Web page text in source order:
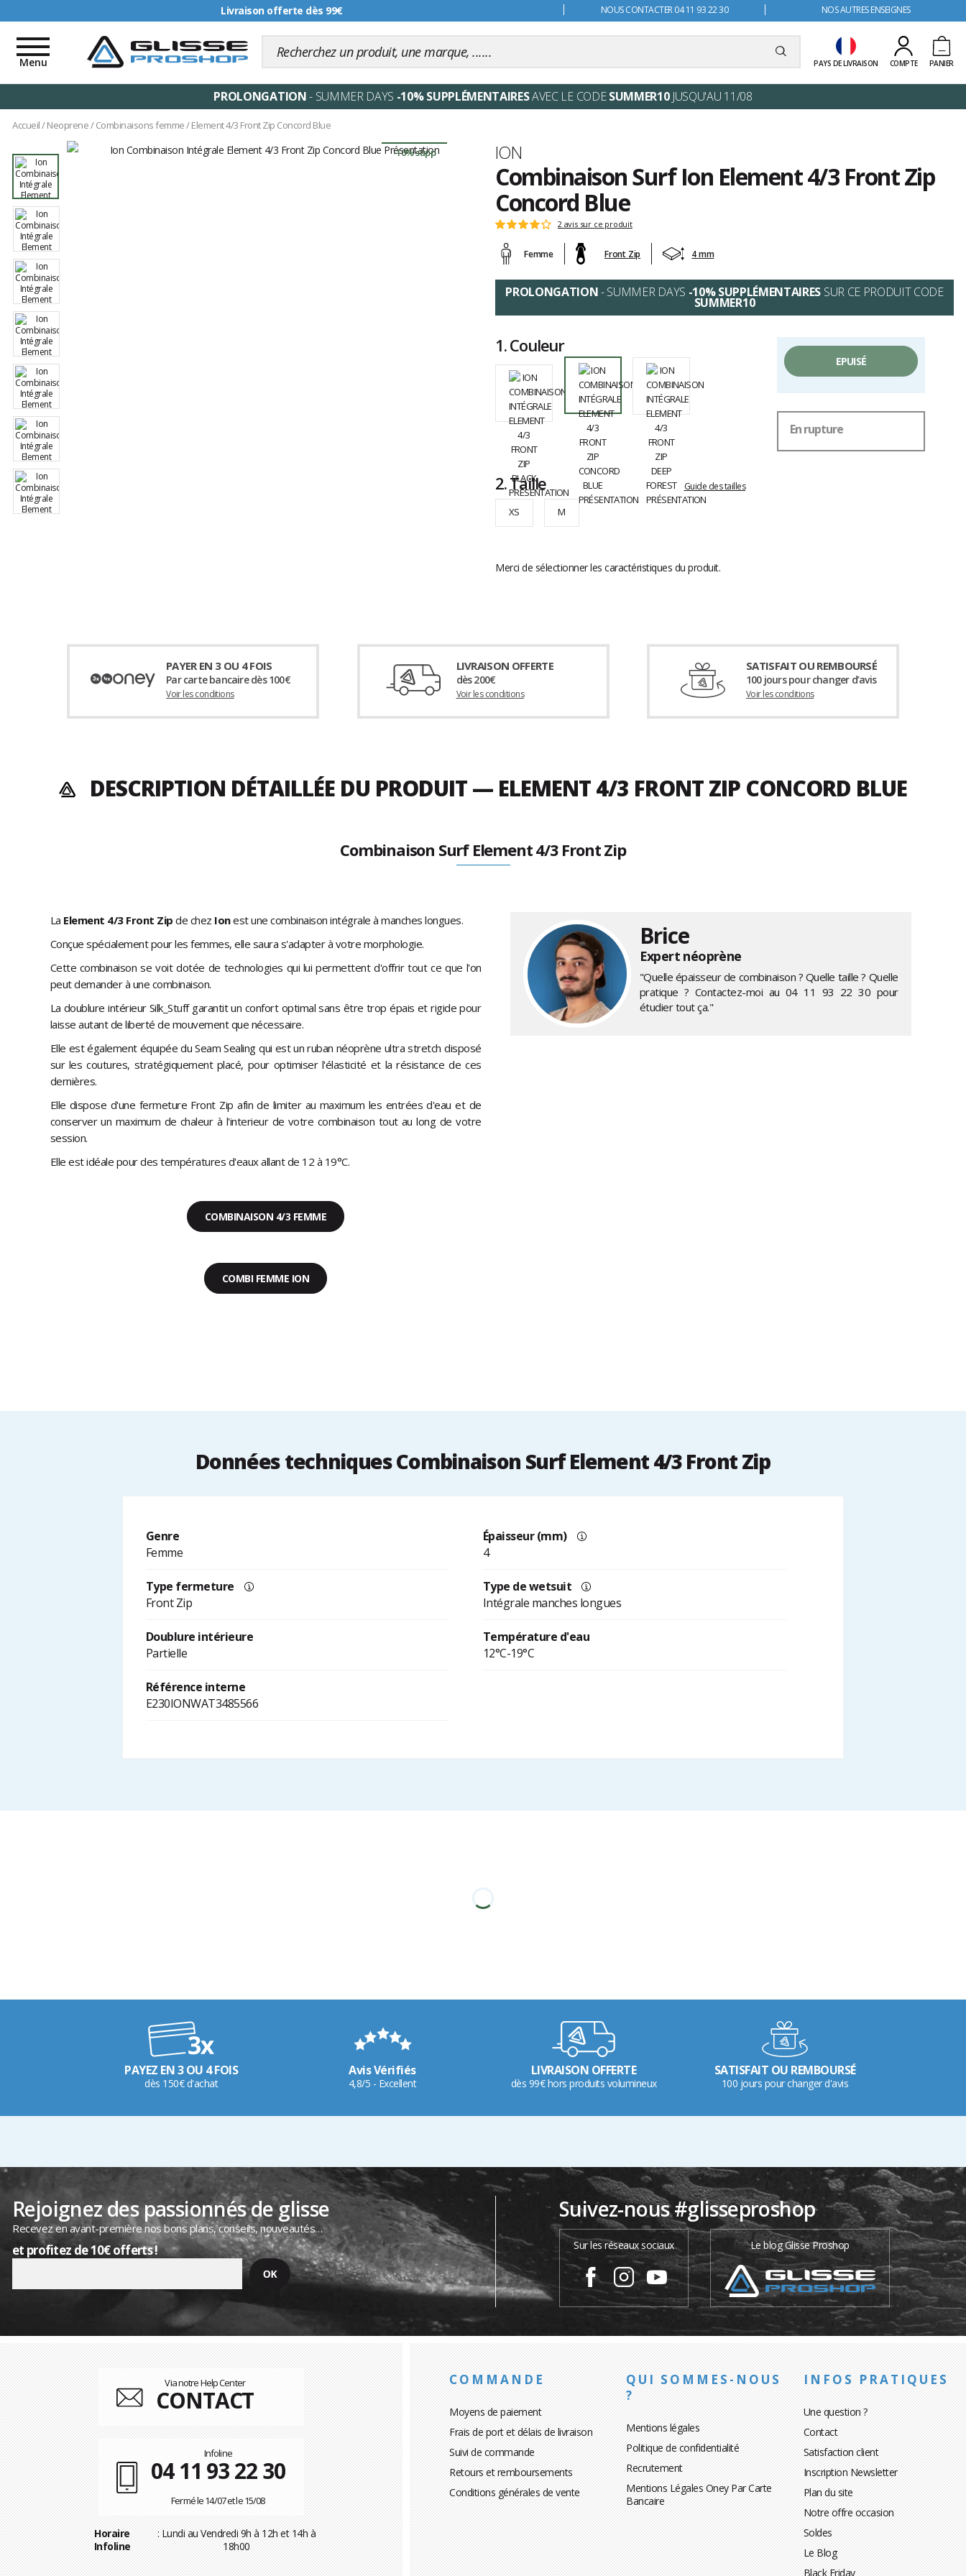
Livraison offerte dès 99€ NOUS CONTACTER 04 11 93 22 30 NOS AUTRES ENSEIGNES
PAYS DE LIVRAISON COMPTE PANIER
Toggle
navigation
Menu
PROLONGATION- SUMMER DAYS -10% SUPPLÉMENTAIRESAVEC LE CODESUMMER10JUSQU'AU 11/08
Accueil/Neoprene/Combinaisons femme/Element 4/3 Front Zip Concord Blue
-10% supp Marque
ION
Combinaison Surf Ion Element 4/3 Front Zip
Concord Blue
Les
clients
Note
sur
5
2 avis sur ce produit
Femme Front Zip 4 mm
PROLONGATION- SUMMER DAYS -10% SUPPLÉMENTAIRES SUR CE PRODUIT CODE
SUMMER10
1.Couleur
2.Taille Guide des tailles
XS M
Merci de sélectionner les caractéristiques du produit.
EPUISÉ
En rupture
PAYER EN 3 OU 4 FOIS
Par carte bancaire dès 100€
Voir les conditions
LIVRAISON OFFERTE
dès 200€
Voir les conditions
SATISFAIT OU REMBOURSÉ
100 jours pour changer d’avis
Voir les conditions
DESCRIPTION DÉTAILLÉE DU PRODUIT — ELEMENT 4/3 FRONT ZIP CONCORD BLUE
Combinaison Surf Element 4/3 Front Zip
La Element 4/3 Front Zip de chez Ionest une combinaison intégrale à manches longues.
Conçue spécialement pour les femmes, elle saura s'adapter à votre morphologie.
Cette combinaison se voit dotée de technologies qui lui permettent d'offrir tout ce que l'on
peut demander à une combinaison.
La doublure intérieur Silk_Stuff garantit un confort optimal sans être trop épais et rigide pour
laisse autant de liberté de mouvement que nécessaire.
Elle est également équipée du Seam Sealing qui est un ruban néoprène ultra stretch disposé
sur les coutures, stratégiquement placé, pour optimiser l'élasticité et la résistance de ces
dernières.
Elle dispose d'une fermeture Front Zip afin de limiter au maximum les entrées d'eau et de
conserver un maximum de chaleur à l'interieur de votre combinaison tout au long de votre
session.
Elle est idéale pour des températures d'eaux allant de 12 à 19°C.
COMBINAISON 4/3 FEMME
COMBI FEMME ION
Brice
Expert néoprène
"Quelle épaisseur de combinaison ? Quelle taille ? Quelle
pratique ? Contactez-moi au 04 11 93 22 30 pour
étudier tout ça."
Données techniques Combinaison Surf Element 4/3 Front Zip
Genre
Femme
Épaisseur (mm)
4
Type fermeture
Front Zip
Type de wetsuit
Intégrale manches longues
Doublure intérieure
Partielle
Température d'eau
12°C-19°C
Référence interne
E230IONWAT3485566
PAYEZ EN 3 OU 4 FOIS
dès 150€ d'achat
Avis Vérifiés
4,8/5 - Excellent
LIVRAISON OFFERTE
dès 99€ hors produits volumineux
SATISFAIT OU REMBOURSÉ
100 jours pour changer d'avis
Rejoignez des passionnés de glisse
Recevez en avant-première nos bons plans, conseils, nouveautés…
et profitez de 10€ offerts !
Suivez-nous #glisseproshop
Sur les réseaux sociaux Le blog Glisse Proshop
Via notre Help Center
CONTACT
Infoline
04 11 93 22 30
Fermé le 14/07 et le 15/08
Horaire
Infoline
: Lundi au Vendredi 9h à 12h et 14h à
18h00
COMMANDE
Moyens de paiement
Frais de port et délais de livraison
Suivi de commande
Retours et remboursements
Conditions générales de vente
QUI SOMMES-NOUS
?
Mentions légales
Politique de confidentialité
Recrutement
Mentions Légales Oney Par Carte
Bancaire
INFOS PRATIQUES
Une question ?
Contact
Satisfaction client
Inscription Newsletter
Plan du site
Notre offre occasion
Soldes
Le Blog
Black Friday